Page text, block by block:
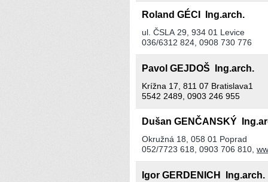
Roland GÉCI Ing.arch.
ul. ČSLA 29, 934 01 Levice
036/6312 824, 0908 730 776
Pavol GEJDOŠ Ing.arch.
Krížna 17, 811 07 Bratislava1
5542 2489, 0903 246 955
Dušan GENČANSKÝ
Okružná 18, 058 01 Poprad
052/7723 618, 0903 706 810,
Igor GERDENICH